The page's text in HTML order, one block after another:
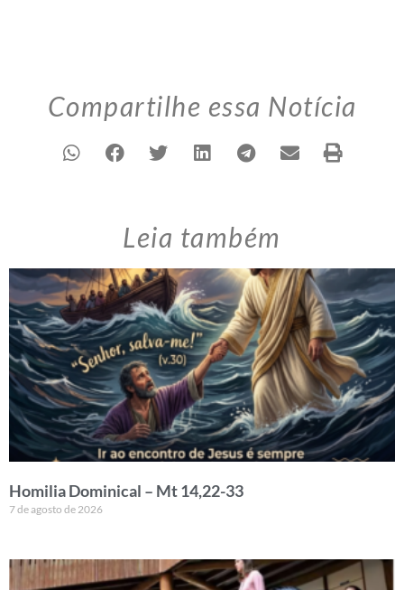
Compartilhe essa Notícia
Leia também
Homilia Dominical – Mt 14,22-33
7 de agosto de 2026